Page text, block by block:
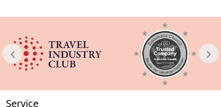
Service